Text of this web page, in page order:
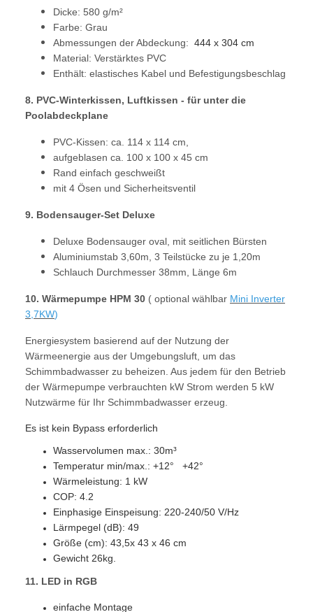
Dicke: 580 g/m²
Farbe: Grau
Abmessungen der Abdeckung: 444 x 304 cm
Material: Verstärktes PVC
Enthält: elastisches Kabel und Befestigungsbeschlag
8. PVC-Winterkissen, Luftkissen - für unter die
Poolabdeckplane
PVC-Kissen: ca. 114 x 114 cm,
aufgeblasen ca. 100 x 100 x 45 cm
Rand einfach geschweißt
mit 4 Ösen und Sicherheitsventil
9. Bodensauger-Set Deluxe
Deluxe Bodensauger oval, mit seitlichen Bürsten
Aluminiumstab 3,60m, 3 Teilstücke zu je 1,20m
Schlauch Durchmesser 38mm, Länge 6m
10. Wärmepumpe HPM 30 ( optional wählbar Mini Inverter
3,7KW)
Energiesystem basierend auf der Nutzung der
Wärmeenergie aus der Umgebungsluft, um das
Schimmbadwasser zu beheizen. Aus jedem für den Betrieb
der Wärmepumpe verbrauchten kW Strom werden 5 kW
Nutzwärme für Ihr Schimmbadwasser erzeug.
Es ist kein Bypass erforderlich
Wasservolumen max.: 30m³
Temperatur min/max.: +12° +42°
Wärmeleistung: 1 kW
COP: 4.2
Einphasige Einspeisung: 220-240/50 V/Hz
Lärmpegel (dB): 49
Größe (cm): 43,5x 43 x 46 cm
Gewicht 26kg.
11. LED in RGB
einfache Montage